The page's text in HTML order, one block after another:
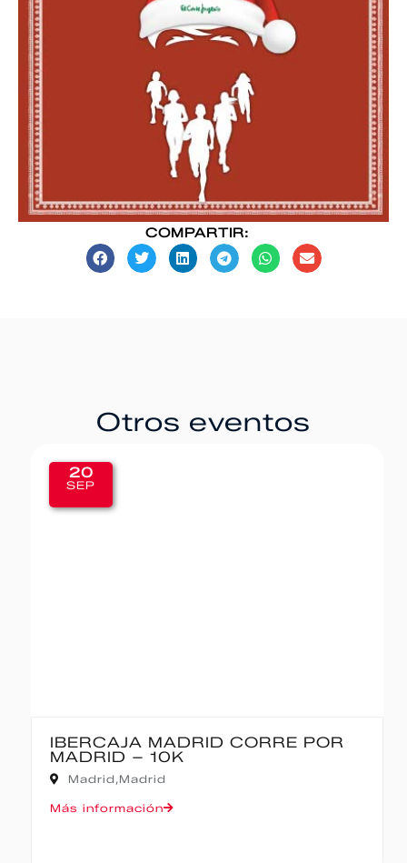
COMPARTIR:
Otros eventos
20
SEP
IBERCAJA MADRID CORRE POR
MADRID – 10K
Madrid, Madrid
Más información